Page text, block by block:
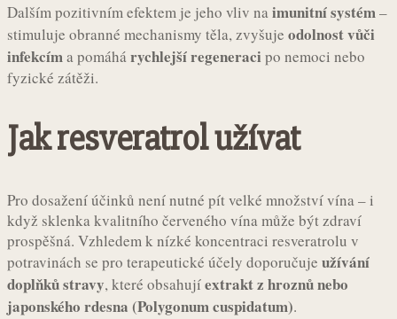
Dalším pozitivním efektem je jeho vliv naimunitní systém–
stimuluje obranné mechanismy těla, zvyšuje odolnost vůči
infekcíma pomáhárychlejší regeneraci po nemoci nebo
fyzické zátěži.
Jak resveratrol užívat
Pro dosažení účinků není nutné pít velké množství vína – i
když sklenka kvalitního červeného vína může být zdraví
prospěšná. Vzhledem k nízké koncentraci resveratrolu v
potravinách se pro terapeutické účely doporučuje užívání
doplňků stravy, které obsahujíextrakt z hroznů nebo
japonského rdesna (Polygonum cuspidatum).